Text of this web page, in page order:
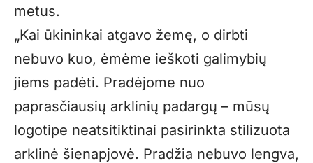
metus.
„Kai ūkininkai atgavo žemę, o dirbti
nebuvo kuo, ėmėme ieškoti galimybių
jiems padėti. Pradėjome nuo
paprasčiausių arklinių padargų – mūsų
logotipe neatsitiktinai pasirinkta stilizuota
arklinė šienapjovė. Pradžia nebuvo lengva,